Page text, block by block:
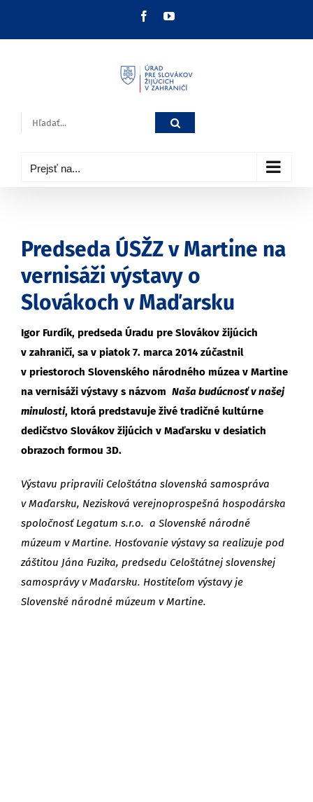
FacebookYouTube
Hľadať:
Prejsť na...
Predseda ÚSŽZ v Martine na
vernisáži výstavy o
Slovákoch v Maďarsku
Igor Furdík, predseda Úradu pre Slovákov žijúcich
v zahraničí, sa v piatok 7. marca 2014 zúčastnil
v priestoroch Slovenského národného múzea v Martine
na vernisáži výstavy s názvom Naša budúcnosť v našej
minulosti, ktorá predstavuje živé tradičné kultúrne
dedičstvo Slovákov žijúcich v Maďarsku v desiatich
obrazoch formou 3D.
Výstavu pripravili Celoštátna slovenská samospráva
v Maďarsku, Nezisková verejnoprospešná hospodárska
spoločnosť Legatum s.r.o. a Slovenské národné
múzeum v Martine. Hosťovanie výstavy sa realizuje pod
záštitou Jána Fuzika, predsedu Celoštátnej slovenskej
samosprávy v Maďarsku. Hostiteľom výstavy je
Slovenské národné múzeum v Martine.